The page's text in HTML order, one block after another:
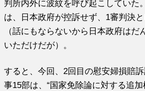
判所内外に波紋を呼び起こしていた
は、日本政府が控訴せず、1審判決
（話にもならないから日本政府はだ
いただけだが）。
すると、今回、2回目の慰安婦損賠
事15部は、“国家免除論に対する追